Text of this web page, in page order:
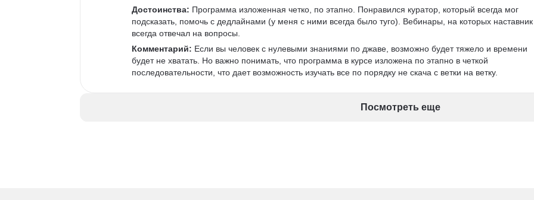
Достоинства: Программа изложенная четко, по этапно. Понравился куратор, который всегда мог
подсказать, помочь с дедлайнами (у меня с ними всегда было туго). Вебинары, на которых наставник
всегда отвечал на вопросы.
Комментарий: Если вы человек с нулевыми знаниями по джаве, возможно будет тяжело и времени
будет не хватать. Но важно понимать, что программа в курсе изложена по этапно в четкой
последовательности, что дает возможность изучать все по порядку не скача с ветки на ветку.
Посмотреть еще